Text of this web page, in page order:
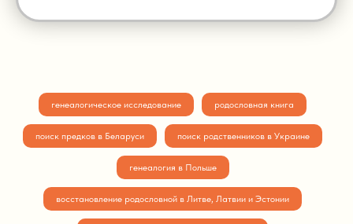
генеалогическое исследование родословная книга
поиск предков в Беларуси поиск родственников в Украине
генеалогия в Польше
восстановление родословной в Литве, Латвии и Эстонии